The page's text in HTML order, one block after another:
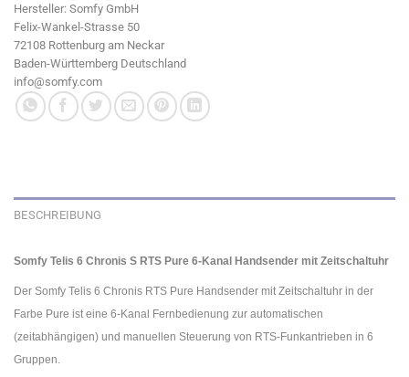
Hersteller: Somfy GmbH
Felix-Wankel-Strasse 50
72108 Rottenburg am Neckar
Baden-Württemberg Deutschland
info@somfy.com
BESCHREIBUNG
Somfy Telis 6 Chronis S RTS Pure 6-Kanal Handsender mit Zeitschaltuhr
Der Somfy Telis 6 Chronis RTS Pure Handsender mit Zeitschaltuhr in der
Farbe Pure ist eine 6-Kanal Fernbedienung zur automatischen
(zeitabhängigen) und manuellen Steuerung von RTS-Funkantrieben in 6
Gruppen.